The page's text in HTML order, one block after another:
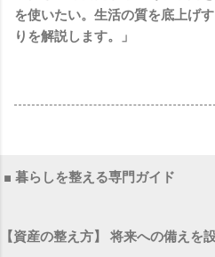
を使いたい。生活の質を底上げ
りを解説します。」
■ 暮らしを整える専門ガイド
【資産の整え方】 将来への備えを